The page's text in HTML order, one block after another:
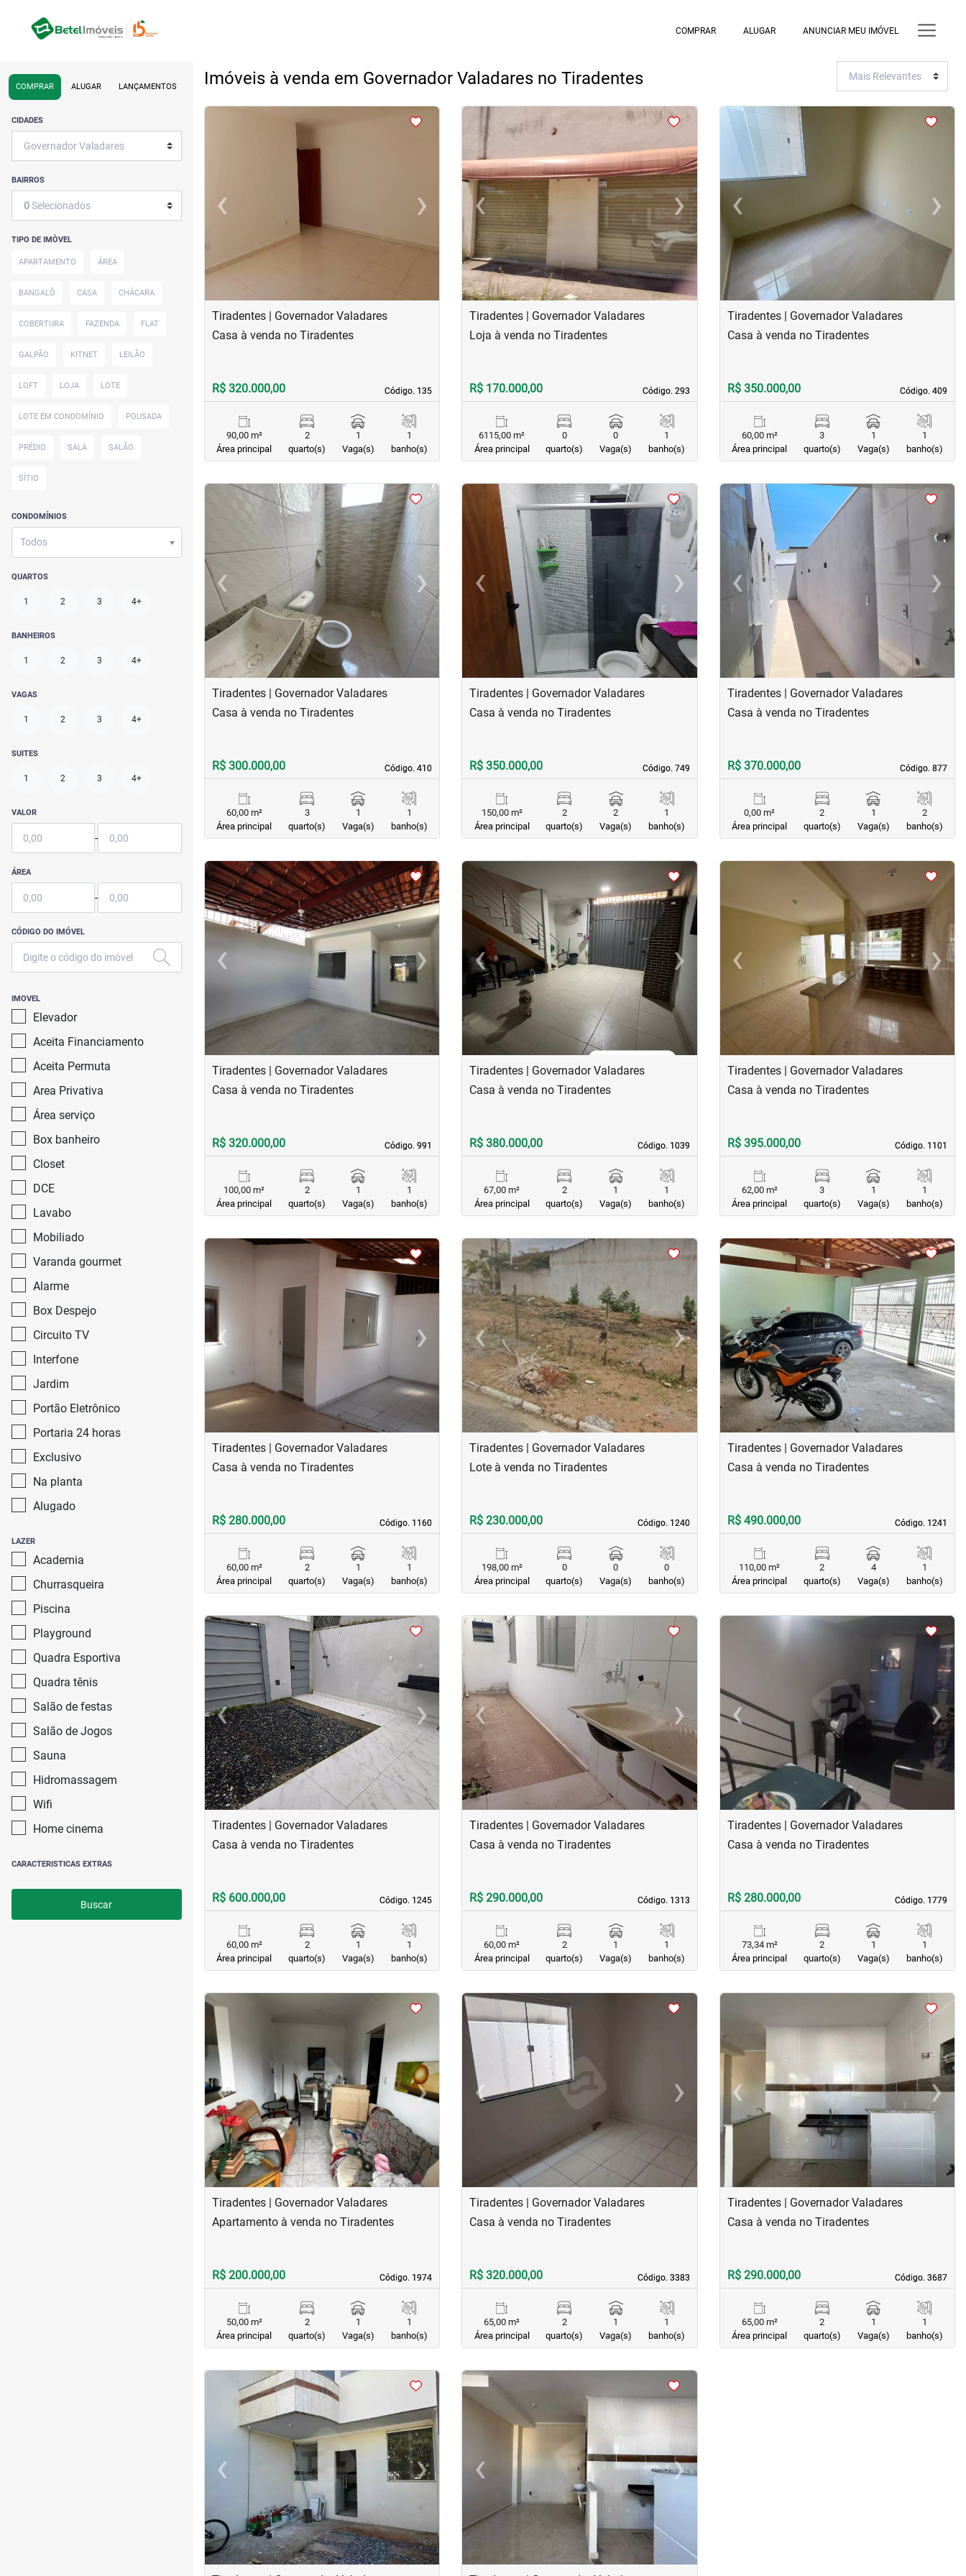
COMPRAR ALUGAR ANUNCIAR MEU IMÓVEL
COMPRAR ALUGAR LANÇAMENTOS
CIDADES
BAIRROS
0Selecionados
TIPO DE IMÒVEL
APARTAMENTO ÁREA
BANGALÔ CASA CHÁCARA
COBERTURA FAZENDA FLAT
GALPÃO KITNET LEILÃO
LOFT LOJA LOTE
LOTE EM CONDOMÍNIO POUSADA
PRÉDIO SALA SALÃO
SÍTIO
CONDOMÍNIOS
Todos
QUARTOS
1 2 3 4+
BANHEIROS
1 2 3 4+
VAGAS
1 2 3 4+
SUITES
1 2 3 4+
VALOR
-
ÁREA
-
CÓDIGO DO IMÓVEL
IMOVEL
Elevador
Aceita Financiamento
Aceita Permuta
Area Privativa
Área serviço
Box banheiro
Closet
DCE
Lavabo
Mobiliado
Varanda gourmet
Alarme
Box Despejo
Circuito TV
Interfone
Jardim
Portão Eletrônico
Portaria 24 horas
Exclusivo
Na planta
Alugado
LAZER
Academia
Churrasqueira
Piscina
Playground
Quadra Esportiva
Quadra tênis
Salão de festas
Salão de Jogos
Sauna
Hidromassagem
Wifi
Home cinema
CARACTERISTICAS EXTRAS
Buscar
Imóveis à venda em Governador Valadares no Tiradentes
<
‹Previous ›Next
Tiradentes | Governador Valadares
Código. 135
Código. 135
Casa à venda no Tiradentes
R$ 320.000,00
90,00 m²
Área principal
2
quarto(s)
1
Vaga(s)
1
banho(s)
‹
Previous ›Next
Tiradentes | Governador Valadares
Código. 293
Código. 293
Loja à venda no Tiradentes
R$ 170.000,00
6115,00 m²
Área principal
0
quarto(s)
0
Vaga(s)
1
banho(s)
< <<
‹Previous ›Next
Tiradentes | Governador Valadares
Código. 409
Código. 409
Casa à venda no Tiradentes
R$ 350.000,00
60,00 m²
Área principal
3
quarto(s)
1
Vaga(s)
1
banho(s)
<
‹Previous ›Next
Tiradentes | Governador Valadares
Código. 410
Código. 410
Casa à venda no Tiradentes
R$ 300.000,00
60,00 m²
Área principal
3
quarto(s)
1
Vaga(s)
1
banho(s)
< <
‹
Previous ›
Next
Tiradentes | Governador Valadares
Código. 749
Código. 749
Casa à venda no Tiradentes
R$ 350.000,00
150,00 m²
Área principal
2
quarto(s)
2
Vaga(s)
1
banho(s)
< <<<
‹
Previous ›Next
Tiradentes | Governador Valadares
Código. 877
Código. 877
Casa à venda no Tiradentes
R$ 370.000,00
0,00 m²
Área principal
2
quarto(s)
1
Vaga(s)
2
banho(s)
< <<<
‹Previous ›Next
Tiradentes | Governador Valadares
Código. 991
Código. 991
Casa à venda no Tiradentes
R$ 320.000,00
100,00 m²
Área principal
2
quarto(s)
1
Vaga(s)
1
banho(s)
< <<<
‹Previous ›Next
Tiradentes | Governador Valadares
Código. 1039
Código. 1039
Casa à venda no Tiradentes
R$ 380.000,00
67,00 m²
Área principal
2
quarto(s)
1
Vaga(s)
1
banho(s)
<
‹Previous ›Next
Tiradentes | Governador Valadares
Código. 1101
Código. 1101
Casa à venda no Tiradentes
R$ 395.000,00
62,00 m²
Área principal
3
quarto(s)
1
Vaga(s)
1
banho(s)
<
‹Previous ›Next
Tiradentes | Governador Valadares
Código. 1160
Código. 1160
Casa à venda no Tiradentes
R$ 280.000,00
60,00 m²
Área principal
2
quarto(s)
1
Vaga(s)
1
banho(s)
<
‹Previous ›Next
Tiradentes | Governador Valadares
Código. 1240
Código. 1240
Lote à venda no Tiradentes
R$ 230.000,00
198,00 m²
Área principal
0
quarto(s)
0
Vaga(s)
0
banho(s)
<<<<
‹Previous ›Next
Tiradentes | Governador Valadares
Código. 1241
Código. 1241
Casa à venda no Tiradentes
R$ 490.000,00
110,00 m²
Área principal
2
quarto(s)
4
Vaga(s)
1
banho(s)
<<<<
‹Previous ›Next
Tiradentes | Governador Valadares
Código. 1245
Código. 1245
Casa à venda no Tiradentes
R$ 600.000,00
60,00 m²
Área principal
2
quarto(s)
1
Vaga(s)
1
banho(s)
< <<<
‹Previous ›Next
Tiradentes | Governador Valadares
Código. 1313
Código. 1313
Casa à venda no Tiradentes
R$ 290.000,00
60,00 m²
Área principal
2
quarto(s)
1
Vaga(s)
1
banho(s)
<
‹Previous ›Next
Tiradentes | Governador Valadares
Código. 1779
Código. 1779
Casa à venda no Tiradentes
R$ 280.000,00
73,34 m²
Área principal
2
quarto(s)
1
Vaga(s)
1
banho(s)
<<
‹Previous ›Next
Tiradentes | Governador Valadares
Código. 1974
Código. 1974
Apartamento à venda no Tiradentes
R$ 200.000,00
50,00 m²
Área principal
2
quarto(s)
1
Vaga(s)
1
banho(s)
<<<<
‹
Previous ›Next
Tiradentes | Governador Valadares
Código. 3383
Código. 3383
Casa à venda no Tiradentes
R$ 320.000,00
65,00 m²
Área principal
2
quarto(s)
1
Vaga(s)
1
banho(s)
<
‹Previous ›Next
Tiradentes | Governador Valadares
Código. 3687
Código. 3687
Casa à venda no Tiradentes
R$ 290.000,00
65,00 m²
Área principal
2
quarto(s)
1
Vaga(s)
1
banho(s)
‹Previous ›Next
<<<
‹
Previous ›Next